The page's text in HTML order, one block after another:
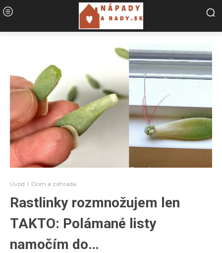
Úvod Dom a záhrada
Rastlinky rozmnožujem len
TAKTO: Polámané listy
namočím do…